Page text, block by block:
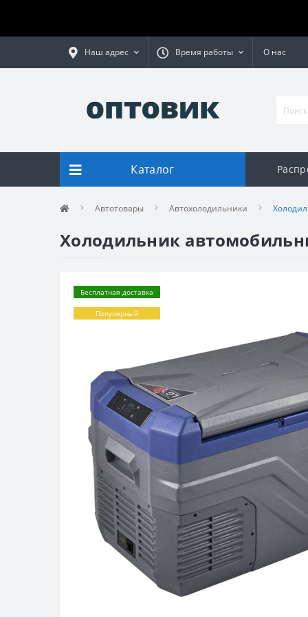
Наш адрес Время работы О нас
Каталог
Автотовары Автохолодильники
Холодильник
Бесплатная доставка
Популярный